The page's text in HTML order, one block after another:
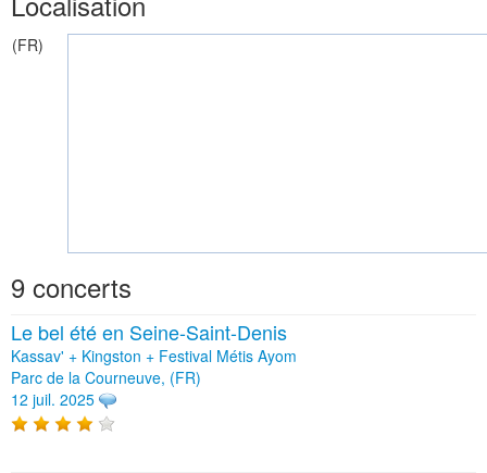
(FR)
9 concerts
Le bel été en Seine-Saint-Denis
Kassav' + Kingston + Festival Métis Ayom
Parc de la Courneuve, (FR)
12 juil. 2025